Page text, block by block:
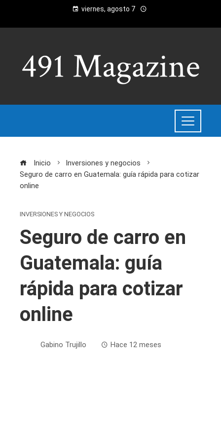
viernes, agosto 7
Inicio
Inversiones y negocios
Seguro de carro en Guatemala: guía rápida para cotizar
online
INVERSIONES Y NEGOCIOS
Seguro de carro en
Guatemala: guía
rápida para cotizar
online
Gabino Trujillo Hace 12 meses